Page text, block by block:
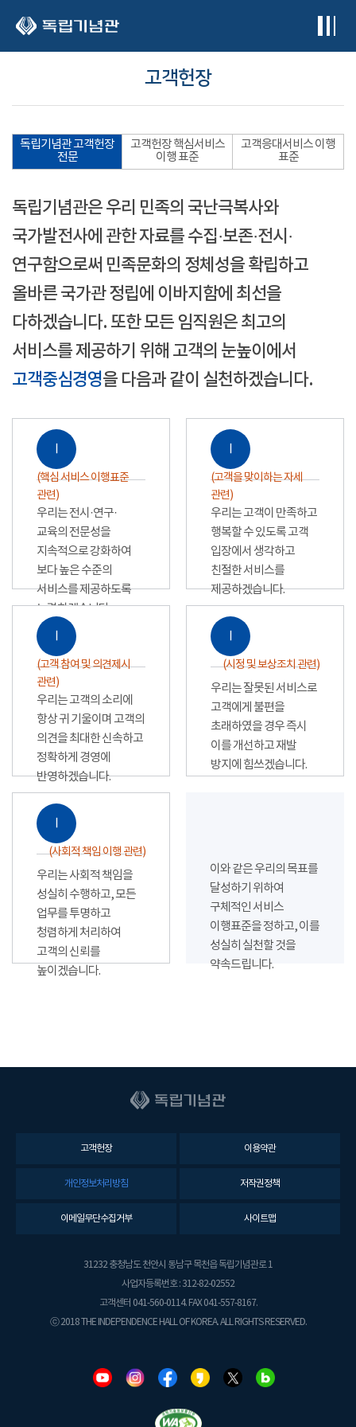
고객헌장
독립기념관 고객헌장
전문
고객헌장 핵심서비스
이행 표준
고객응대서비스 이행
표준
독립기념관은 우리 민족의 국난극복사와
국가발전사에 관한 자료를 수집·보존·전시·
연구함으로써 민족문화의 정체성을 확립하고
올바른 국가관 정립에 이바지함에 최선을
다하겠습니다. 또한 모든 임직원은 최고의
서비스를 제공하기 위해 고객의 눈높이에서
고객중심경영을 다음과 같이 실천하겠습니다.
Ⅰ
(핵심 서비스 이행표준
관련)
우리는 전시·연구·
교육의 전문성을
지속적으로 강화하여
보다 높은 수준의
서비스를 제공하도록
노력하겠습니다.
Ⅰ
(고객을 맞이하는 자세
관련)
우리는 고객이 만족하고
행복할 수 있도록 고객
입장에서 생각하고
친절한 서비스를
제공하겠습니다.
Ⅰ
(고객 참여 및 의견제시
관련)
우리는 고객의 소리에
항상 귀 기울이며 고객의
의견을 최대한 신속하고
정확하게 경영에
반영하겠습니다.
Ⅰ
(시정 및 보상조치 관련)
우리는 잘못된 서비스로
고객에게 불편을
초래하였을 경우 즉시
이를 개선하고 재발
방지에 힘쓰겠습니다.
Ⅰ
(사회적 책임 이행 관련)
우리는 사회적 책임을
성실히 수행하고, 모든
업무를 투명하고
청렴하게 처리하여
고객의 신뢰를
높이겠습니다.
이와 같은 우리의 목표를
달성하기 위하여
구체적인 서비스
이행표준을 정하고, 이를
성실히 실천할 것을
약속드립니다.
고객헌장 이용약관
개인정보처리방침 저작권정책
이메일무단수집거부 사이트맵
31232 충청남도 천안시 동남구 목천읍 독립기념관로 1
사업자등록번호 : 312-82-02552
고객센터 041-560-0114. FAX 041-557-8167.
ⓒ 2018 THE INDEPENDENCE HALL OF KOREA. ALL RIGHTS RESERVED.